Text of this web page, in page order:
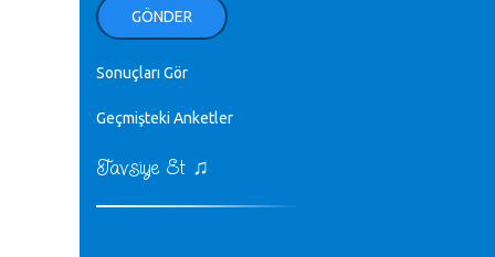
ellerinden benim için öpün.
Kurtuluş Çelebi - 07.01.2023
♪
Mavi Nota - 24.11.2022
♪
Biliyorum Cüneyt bey, yazımda da
GÖNDER
Sonuçları Gör
Geçmişteki Anketler
Tavsiye Et ♫